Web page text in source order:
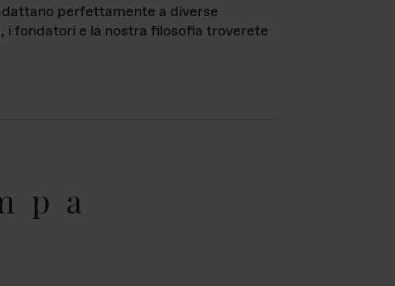
perfettamente a diverse
i fondatori e la nostra filosofia troverete